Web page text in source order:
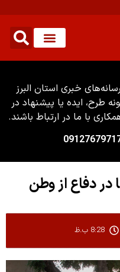
خبری استان البرز
طرح، ایده یا پیشنهاد در
با ما در ارتباط باشند.
دفاع از وطن
8:28 ب.ظ